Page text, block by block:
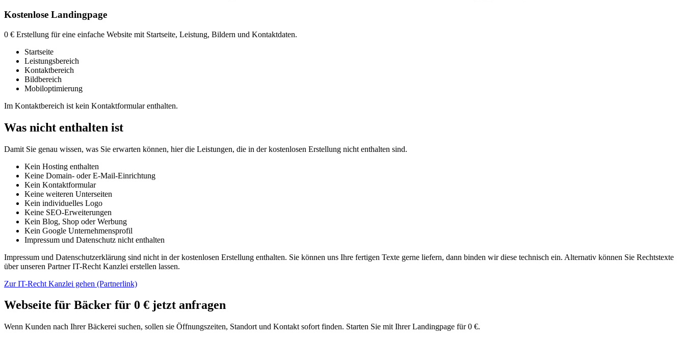
Kostenlose Landingpage
0 € Erstellung für eine einfache Website mit Startseite, Leistung, Bildern und Kontaktdaten.
Startseite
Leistungsbereich
Kontaktbereich
Bildbereich
Mobiloptimierung
Im Kontaktbereich ist kein Kontaktformular enthalten.
Was nicht enthalten ist
Damit Sie genau wissen, was Sie erwarten können, hier die Leistungen, die in der kostenlosen Erstellung nicht enthalten sind.
Kein Hosting enthalten
Keine Domain- oder E-Mail-Einrichtung
Kein Kontaktformular
Keine weiteren Unterseiten
Kein individuelles Logo
Keine SEO-Erweiterungen
Kein Blog, Shop oder Werbung
Kein Google Unternehmensprofil
Impressum und Datenschutz nicht enthalten
Impressum und Datenschutzerklärung sind nicht in der kostenlosen Erstellung enthalten. Sie können uns Ihre fertigen Texte gerne liefern, dann binden wir diese technisch ein. Alternativ können Sie Rechtstexte
über unseren Partner IT-Recht Kanzlei erstellen lassen.
Zur IT-Recht Kanzlei gehen (Partnerlink)
Webseite für Bäcker für 0 € jetzt anfragen
Wenn Kunden nach Ihrer Bäckerei suchen, sollen sie Öffnungszeiten, Standort und Kontakt sofort finden. Starten Sie mit Ihrer Landingpage für 0 €.